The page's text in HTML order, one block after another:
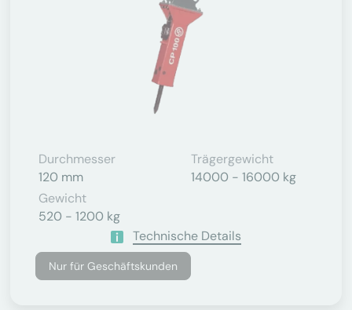
Durchmesser
120 mm
Trägergewicht
14000 - 16000 kg
Gewicht
520 - 1200 kg
Technische Details
Nur für Geschäftskunden